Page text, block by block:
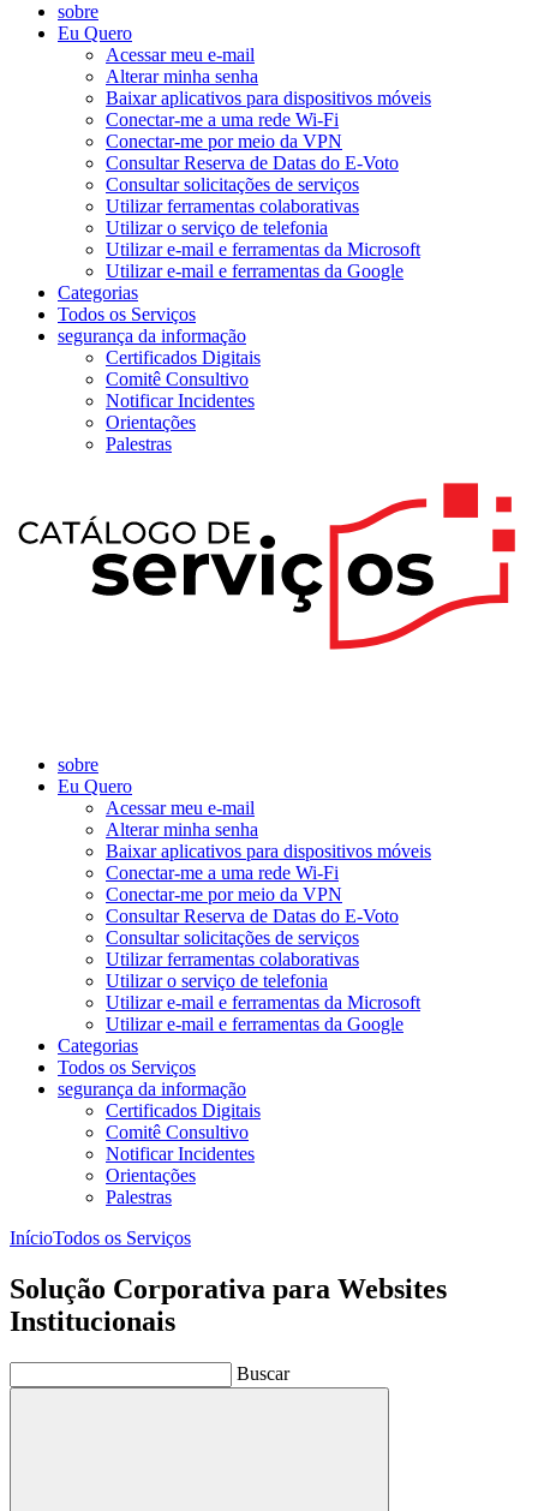
sobre
Eu Quero
Acessar meu e-mail
Alterar minha senha
Baixar aplicativos para dispositivos móveis
Conectar-me a uma rede Wi-Fi
Conectar-me por meio da VPN
Consultar Reserva de Datas do E-Voto
Consultar solicitações de serviços
Utilizar ferramentas colaborativas
Utilizar o serviço de telefonia
Utilizar e-mail e ferramentas da Microsoft
Utilizar e-mail e ferramentas da Google
Categorias
Todos os Serviços
segurança da informação
Certificados Digitais
Comitê Consultivo
Notificar Incidentes
Orientações
Palestras
sobre
Eu Quero
Acessar meu e-mail
Alterar minha senha
Baixar aplicativos para dispositivos móveis
Conectar-me a uma rede Wi-Fi
Conectar-me por meio da VPN
Consultar Reserva de Datas do E-Voto
Consultar solicitações de serviços
Utilizar ferramentas colaborativas
Utilizar o serviço de telefonia
Utilizar e-mail e ferramentas da Microsoft
Utilizar e-mail e ferramentas da Google
Categorias
Todos os Serviços
segurança da informação
Certificados Digitais
Comitê Consultivo
Notificar Incidentes
Orientações
Palestras
InícioTodos os Serviços
Solução Corporativa para Websites
Institucionais
Buscar